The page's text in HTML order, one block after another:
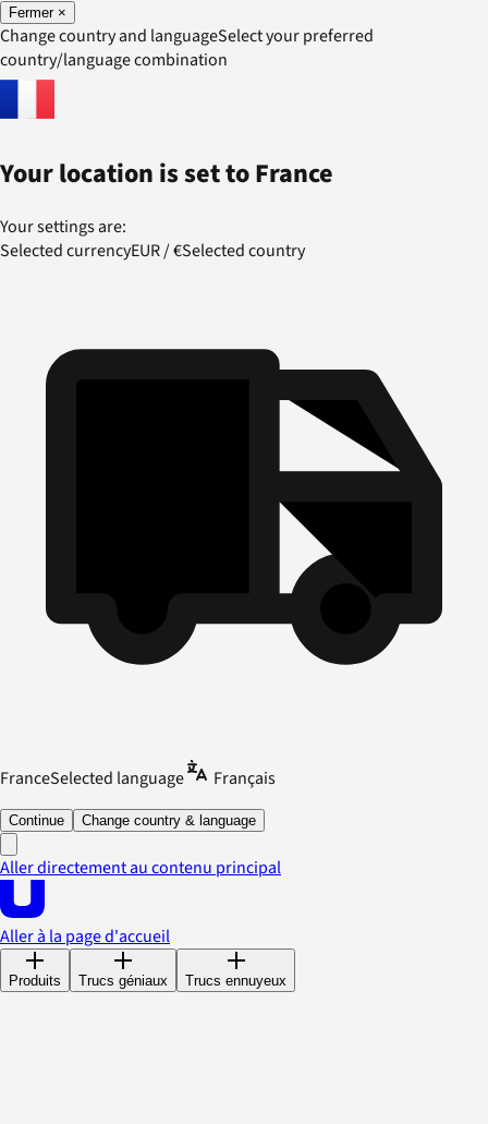
Fermer ×
Change country and languageSelect your preferred
country/language combination
Your location is set toFrance
Your settings are:
Selected currencyEUR/€Selected country
FranceSelected language Français
Continue Change country & language
Aller directement au contenu principal
Aller à la page d'accueil
Produits Trucs géniaux Trucs ennuyeux